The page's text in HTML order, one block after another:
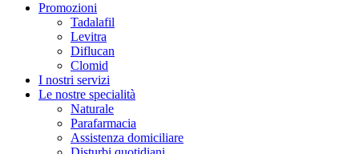
Promozioni
Tadalafil
Levitra
Diflucan
Clomid
I nostri servizi
Le nostre specialità
Naturale
Parafarmacia
Assistenza domiciliare